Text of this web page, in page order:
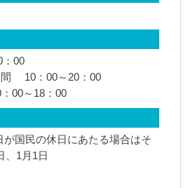
00
間 10：00～20：00
00～18：00
が国民の休日にあたる場合はそ
、1月1日